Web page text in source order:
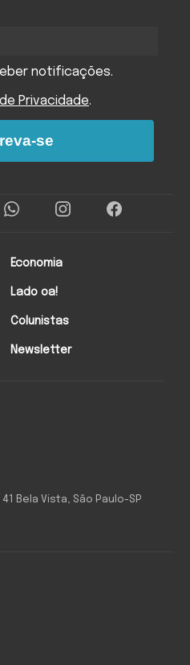
Bela Vista, São Paulo-SP
Economia
Lado oa!
Colunistas
Newsletter
notificações.
Privacidade.
se